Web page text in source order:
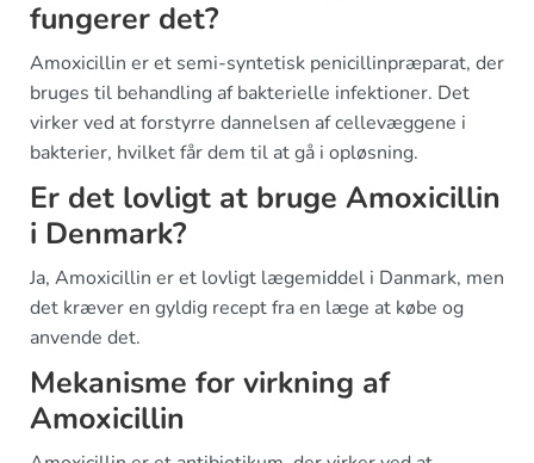
fungerer det?
Amoxicillin er et semi-syntetisk penicillinpræparat, der
bruges til behandling af bakterielle infektioner. Det
virker ved at forstyrre dannelsen af cellevæggene i
bakterier, hvilket får dem til at gå i opløsning.
Er det lovligt at bruge Amoxicillin
i Denmark?
Ja, Amoxicillin er et lovligt lægemiddel i Danmark, men
det kræver en gyldig recept fra en læge at købe og
anvende det.
Mekanisme for virkning af
Amoxicillin